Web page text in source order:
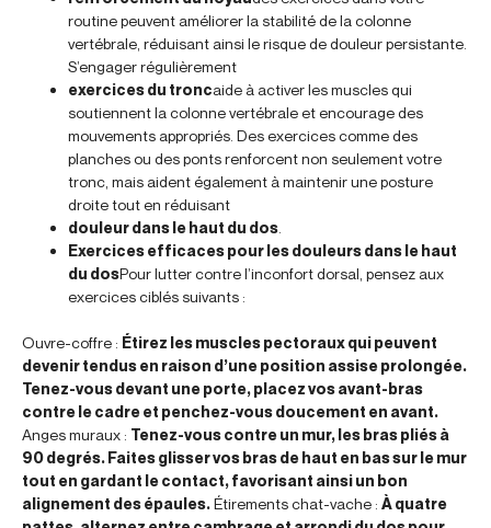
routine peuvent améliorer la stabilité de la colonne
vertébrale, réduisant ainsi le risque de douleur persistante.
S’engager régulièrement
exercices du troncaide à activer les muscles qui
soutiennent la colonne vertébrale et encourage des
mouvements appropriés. Des exercices comme des
planches ou des ponts renforcent non seulement votre
tronc, mais aident également à maintenir une posture
droite tout en réduisant
douleur dans le haut du dos
Exercices efficaces pour les douleurs dans le haut
du dosPour lutter contre l’inconfort dorsal, pensez aux
exercices ciblés suivants :
Ouvre-coffre : Étirez les muscles pectoraux qui peuvent
devenir tendus en raison d’une position assise prolongée.
Tenez-vous devant une porte, placez vos avant-bras
contre le cadre et penchez-vous doucement en avant.
Anges muraux : Tenez-vous contre un mur, les bras pliés à
90 degrés. Faites glisser vos bras de haut en bas sur le mur
tout en gardant le contact, favorisant ainsi un bon
alignement des épaules.Étirements chat-vache : À quatre